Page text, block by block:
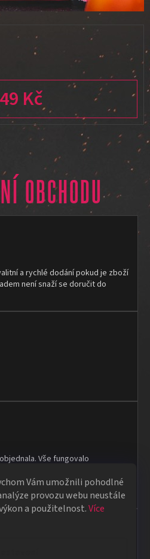
Vám umožnili pohodlné
provozu webu neustále
a použitelnost.Více
Kč
Měrná cena:
OBCHODU
a rychlé dodání pokud je zboží
není snaží se doručit do
Vše fungovalo
dorazila po 4 dnech, takže